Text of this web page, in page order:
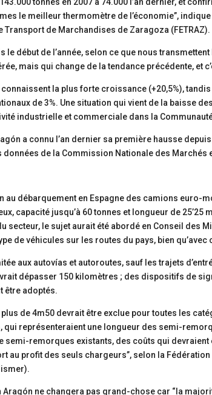
le meilleur thermomètre de l’économie”,
de Marchandises de Zaragoza (FETRAZ).
le début de l’année, selon ce que nous
mais qui change de la tendance précédente, et
la plus forte croissance (+20,5%),
de 3%. Une situation qui vient de la baisse
industrielle et commerciale dans la
a connu l’an dernier sa première hausse
données de la Commission Nationale des Marchés
au débarquement en Espagne des camions euro-
capacité jusqu’à 60 tonnes et longueur de 25’25
secteur, le sujet aurait été abordé en Conseil des
de véhicules sur les routes du pays, bien
aux autovías et autoroutes, sauf les trajets
dépasser 150 kilomètres ; des dispositifs de
être adoptés.
de 4m50 devrait être exclue pour toutes les
qui représenteraient une longueur des semi-
semi-remorques existants, des coûts qui devraient
au profit des seuls chargeurs”, selon la
Aragón ne changera pas grand-chose car “la